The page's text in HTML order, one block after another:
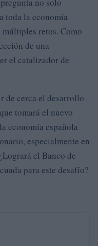
toda la economía
retos. Como
de una
el catalizador de
de cerca el desarrollo
tomará el nuevo
economía española
especialmente en
el Banco de
para este desafío?